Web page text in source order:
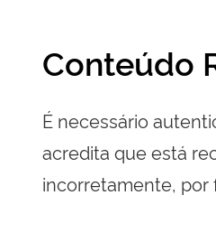
Conteúdo
É necessário
acredita que está
incorretamente, por